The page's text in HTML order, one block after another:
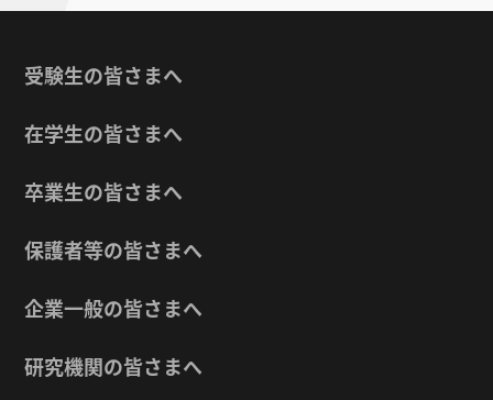
受験生の皆さまへ
在学生の皆さまへ
卒業生の皆さまへ
保護者等の皆さまへ
企業一般の皆さまへ
研究機関の皆さまへ